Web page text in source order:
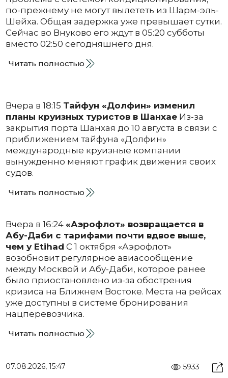
по-прежнему не могут вылететь из Шарм-эль-
Шейха. Общая задержка уже превышает сутки.
Сейчас во Внуково его ждут в 05:20 субботы
вместо 02:50 сегодняшнего дня.
Читать полностью
Вчера в 18:15 Тайфун «Долфин» изменил
планы круизных туристов в ШанхаеИз-за
закрытия порта Шанхая до 10 августа в связи с
приближением тайфуна «Долфин»
международные круизные компании
вынужденно меняют график движения своих
судов.
Читать полностью
Вчера в 16:24 «Аэрофлот» возвращается в
Абу-Даби с тарифами почти вдвое выше,
чем у Etihad С 1 октября «Аэрофлот»
возобновит регулярное авиасообщение
между Москвой и Абу-Даби, которое ранее
было приостановлено из-за обострения
кризиса на Ближнем Востоке. Места на рейсах
уже доступны в системе бронирования
нацперевозчика.
Читать полностью
07.08.2026, 15:47 5933